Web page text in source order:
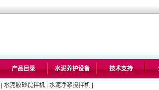
产品目录 水泥养护设备 技术支持
水泥胶砂搅拌机 水泥净浆搅拌机